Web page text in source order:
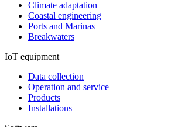
Climate adaptation
Coastal engineering
Ports and Marinas
Breakwaters
IoT equipment
Data collection
Operation and service
Products
Installations